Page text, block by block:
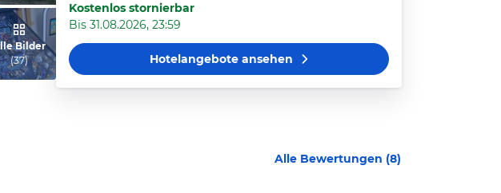
Bilder
(37)
Kostenlos stornierbar
Bis 31.08.2026, 23:59
Hotelangeboteansehen
Alle Bewertungen (8)